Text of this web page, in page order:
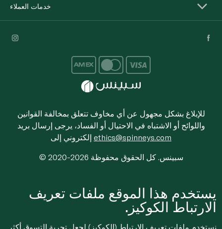
خدمات العملاء
للإبلاغ بشكل مجهول عن أي مخاوف تتعلق بمخالفة القوانين
واللوائح أو الاشتباه في الاحتيال أو الفساد، يرجى إرسال بريد
ethics@spinneys.com
© 2020-2026 سبينس. كل الحقوق محفوظة
يستخدم هذا الموقع ملفات تعريف
الارتباط الكوكيز.
نستخدم ملفات تعريف الارتباط (الكوكيز) لجعل تجربة التسوق أكثر